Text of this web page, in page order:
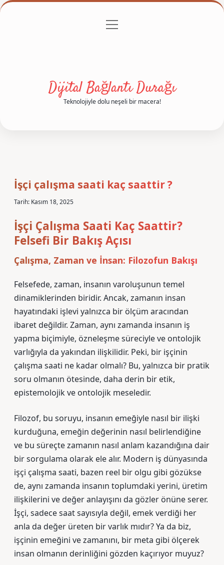
Gizlilik Politikası
menüyü
Dijital Bağlantı Durağı
Teknolojiyle dolu neşeli bir macera!
İşçi çalışma saati kaç saattir ?
Tarih: Kasım 18, 2025
İşçi Çalışma Saati Kaç Saattir?
Felsefi Bir Bakış Açısı
Çalışma, Zaman ve İnsan: Filozofun Bakışı
Felsefede, zaman, insanın varoluşunun temel
dinamiklerinden biridir. Ancak, zamanın insan
hayatındaki işlevi yalnızca bir ölçüm aracından
ibaret değildir. Zaman, aynı zamanda insanın iş
yapma biçimiyle, özneleşme süreciyle ve ontolojik
varlığıyla da yakından ilişkilidir. Peki, bir işçinin
çalışma saati ne kadar olmalı? Bu, yalnızca bir pratik
soru olmanın ötesinde, daha derin bir etik,
epistemolojik ve ontolojik meseledir.
Filozof, bu soruyu, insanın emeğiyle nasıl bir ilişki
kurduğuna, emeğin değerinin nasıl belirlendiğine
ve bu süreçte zamanın nasıl anlam kazandığına dair
bir sorgulama olarak ele alır. Modern iş dünyasında
işçi çalışma saati, bazen reel bir olgu gibi gözükse
de, aynı zamanda insanın toplumdaki yerini, üretim
ilişkilerini ve değer anlayışını da gözler önüne serer.
İşçi, sadece saat sayısıyla değil, emek verdiği her
anla da değer üreten bir varlık mıdır? Ya da biz,
işçinin emeğini ve zamanını, bir meta gibi ölçerek
insan olmanın derinliğini gözden kaçırıyor muyuz?